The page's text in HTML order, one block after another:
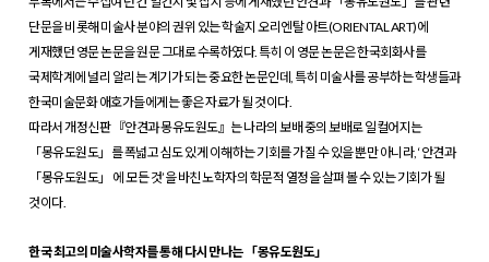
단문을 비롯해 미술사 분야의 권위 있는 학술지 오리엔탈 아트(ORIENTAL ART)에
게재했던 영문 논문을 원문 그대로 수록하였다. 특히 이 영문 논문은 한국회화사를
국제학계에 널리 알리는 계기가 되는 중요한 논문인데, 특히 미술사를 공부하는 학생들과
한국미술문화 애호가들에게는 좋은 자료가 될 것이다.
따라서 개정신판 『안견과 몽유도원도』는 나라의 보배 중의 보배로 일컬어지는
「몽유도원도」를 폭넓고 심도 있게 이해하는 기회를 가질 수 있을 뿐만 아니라, ‘안견과
「몽유도원도」 에 모든 것’을 바친 노학자의 학문적 열정을 살펴 볼 수 있는 기회가 될
것이다.
한국 최고의 미술사학자를 통해 다시 만나는 「몽유도원도」